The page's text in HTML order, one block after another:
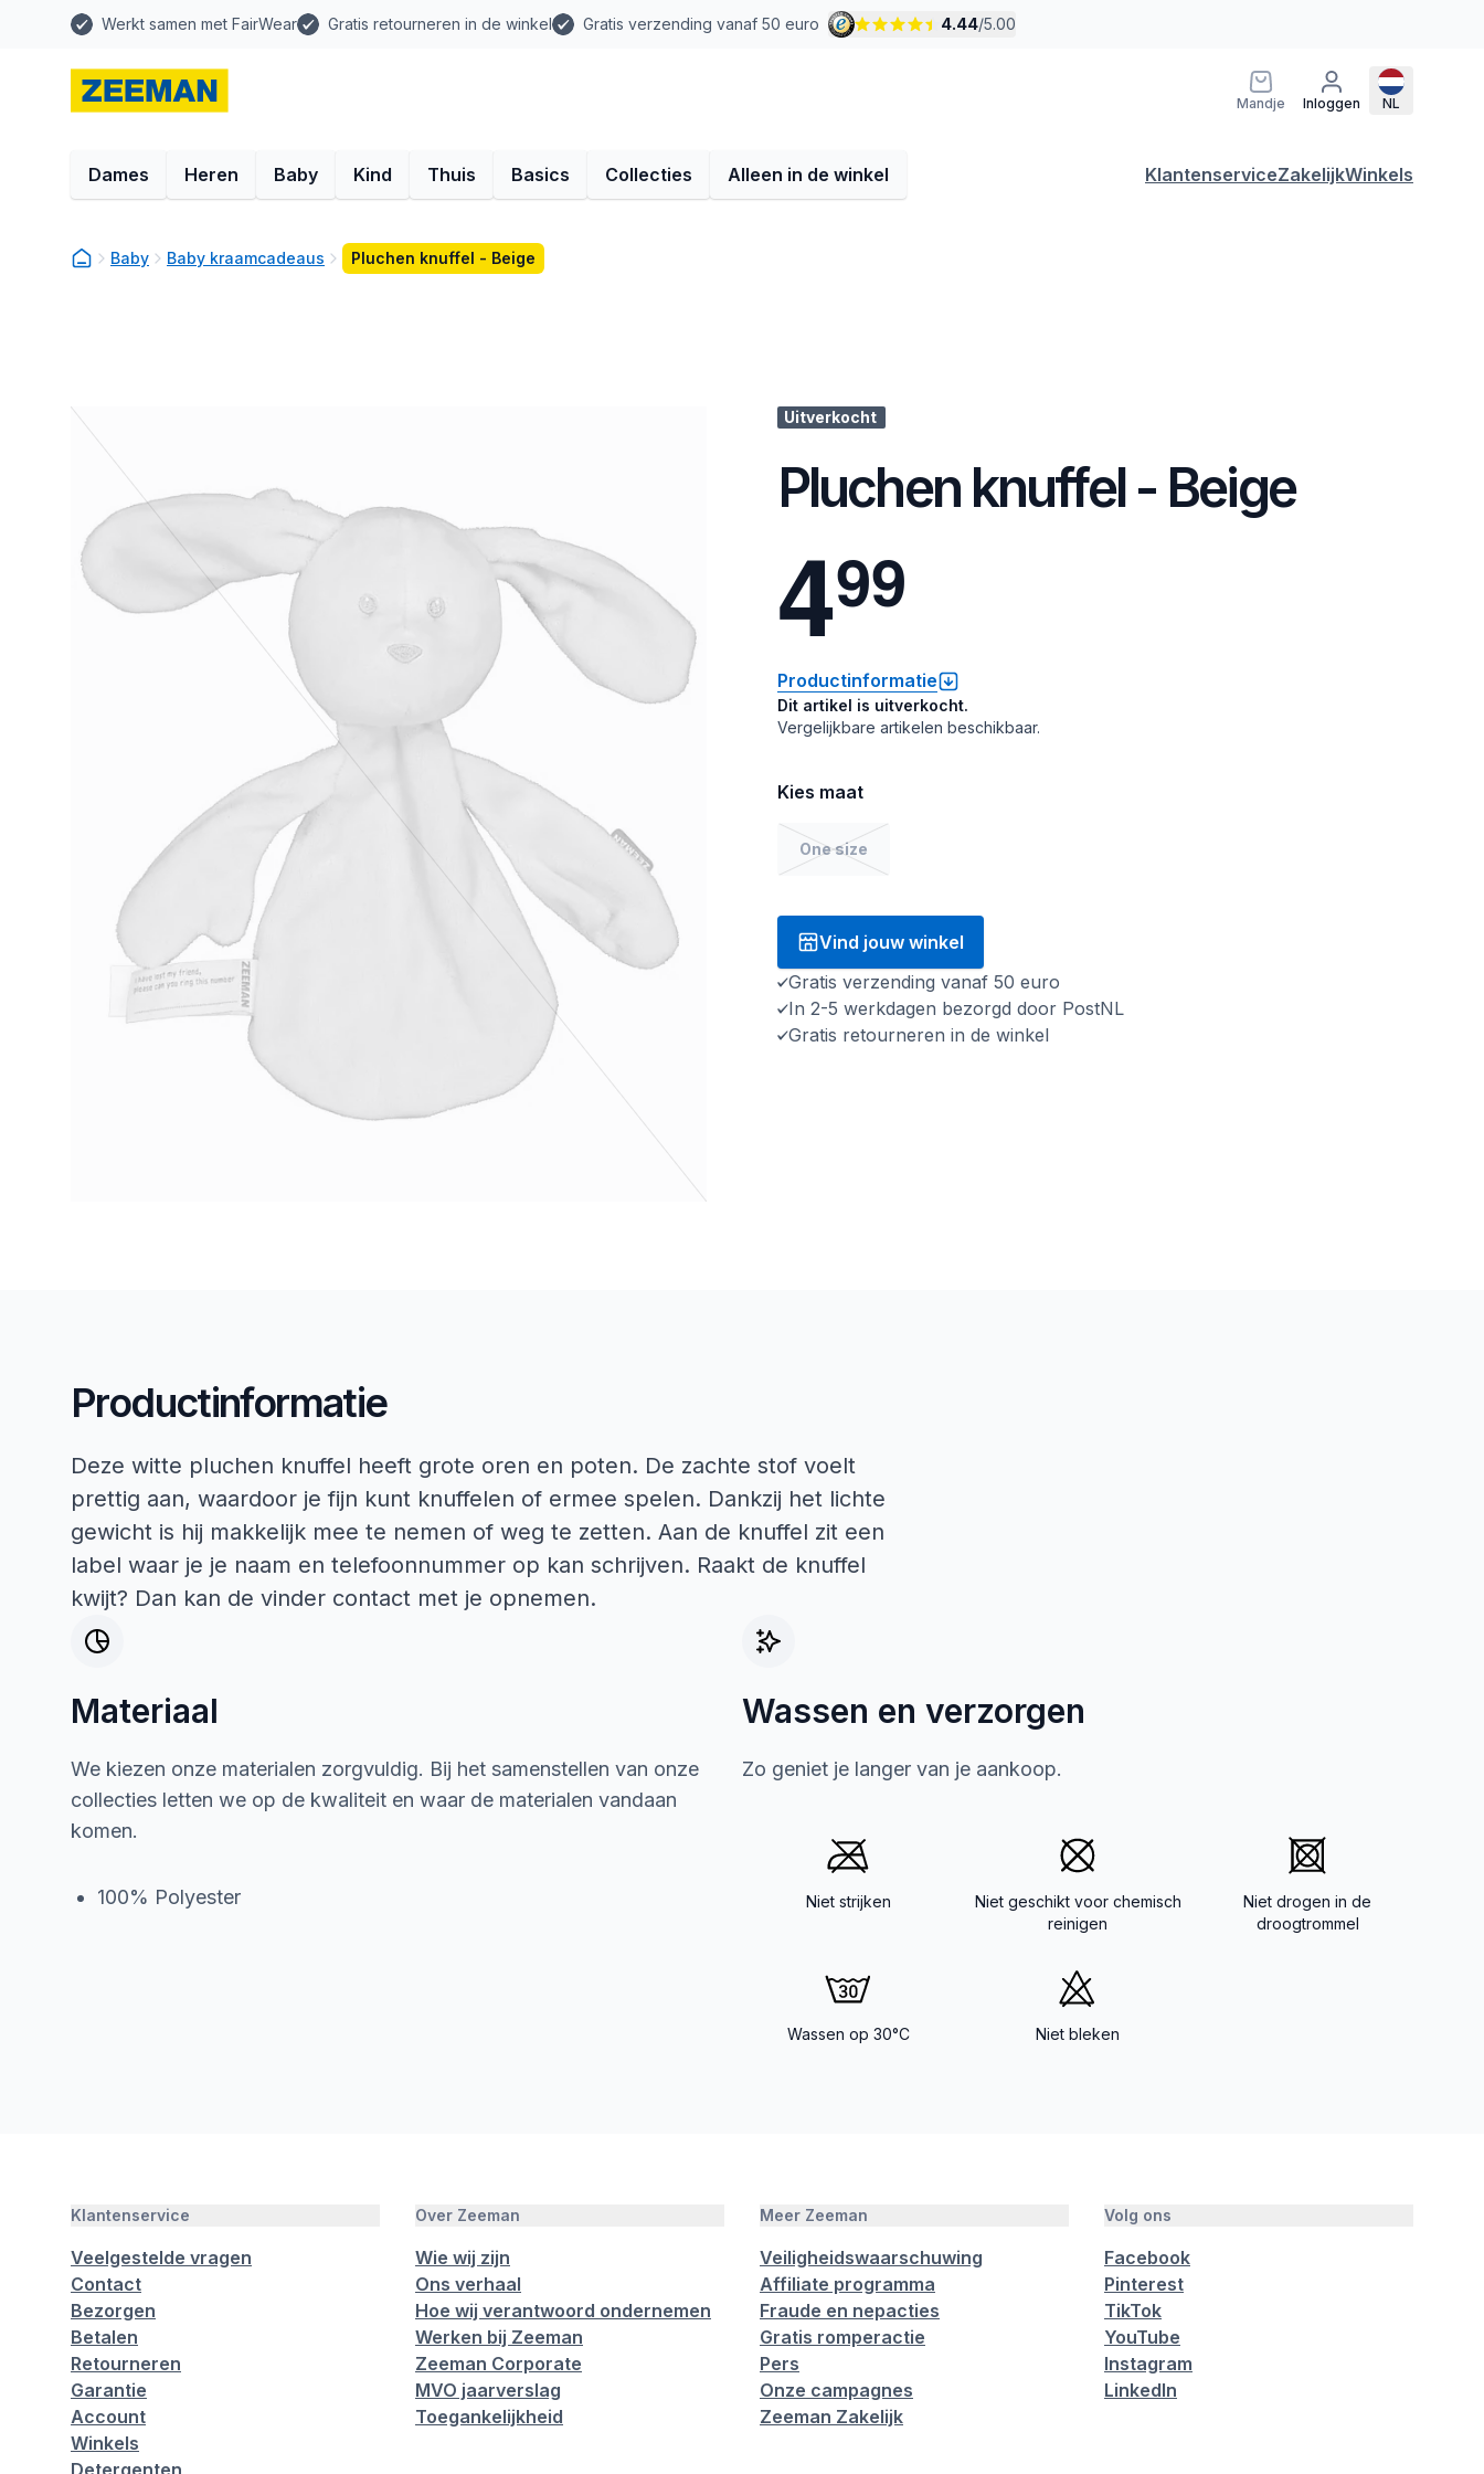
Werkt samen met FairWear Gratis retourneren in de winkel Gratis verzending vanaf 50 euro 4.44/5.00
Mandje Inloggen NL
Dames Heren Baby Kind Thuis Basics Collecties Alleen in de winkel KlantenserviceZakelijkWinkels
Baby Baby kraamcadeaus Pluchen knuffel - Beige
Uitverkocht
Pluchen knuffel - Beige
499
Productinformatie
Dit artikel is uitverkocht.
Vergelijkbare artikelen beschikbaar.
Kies maat
One size
Vind jouw winkel
Gratis verzending vanaf 50 euro
In 2-5 werkdagen bezorgd door PostNL
Gratis retourneren in de winkel
Productinformatie
Deze witte pluchen knuffel heeft grote oren en poten. De zachte stof voelt
prettig aan, waardoor je fijn kunt knuffelen of ermee spelen. Dankzij het lichte
gewicht is hij makkelijk mee te nemen of weg te zetten. Aan de knuffel zit een
label waar je je naam en telefoonnummer op kan schrijven. Raakt de knuffel
kwijt? Dan kan de vinder contact met je opnemen.
Materiaal
We kiezen onze materialen zorgvuldig. Bij het samenstellen van onze
collecties letten we op de kwaliteit en waar de materialen vandaan
komen.
100% Polyester
Wassen en verzorgen
Zo geniet je langer van je aankoop.
Niet strijken
Niet geschikt voor chemisch
reinigen
Niet drogen in de
droogtrommel
Wassen op 30°C Niet bleken
Klantenservice
Veelgestelde vragen
Contact
Bezorgen
Betalen
Retourneren
Garantie
Account
Winkels
Detergenten
Over Zeeman
Wie wij zijn
Ons verhaal
Hoe wij verantwoord ondernemen
Werken bij Zeeman
Zeeman Corporate
MVO jaarverslag
Toegankelijkheid
Meer Zeeman
Veiligheidswaarschuwing
Affiliate programma
Fraude en nepacties
Gratis romperactie
Pers
Onze campagnes
Zeeman Zakelijk
Volg ons
Facebook
Pinterest
TikTok
YouTube
Instagram
LinkedIn